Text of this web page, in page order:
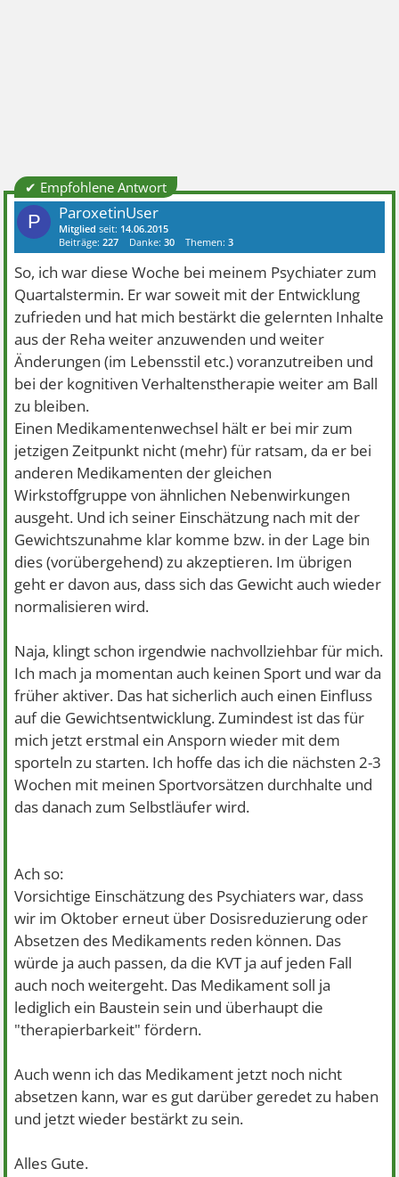
✔ Empfohlene Antwort
P ParoxetinUser
Mitglied seit: 14.06.2015
Beiträge:227 Danke:30 Themen:3
So, ich war diese Woche bei meinem Psychiater zum
Quartalstermin. Er war soweit mit der Entwicklung
zufrieden und hat mich bestärkt die gelernten Inhalte
aus der Reha weiter anzuwenden und weiter
Änderungen (im Lebensstil etc.) voranzutreiben und
bei der kognitiven Verhaltenstherapie weiter am Ball
zu bleiben.
Einen Medikamentenwechsel hält er bei mir zum
jetzigen Zeitpunkt nicht (mehr) für ratsam, da er bei
anderen Medikamenten der gleichen
Wirkstoffgruppe von ähnlichen Nebenwirkungen
ausgeht. Und ich seiner Einschätzung nach mit der
Gewichtszunahme klar komme bzw. in der Lage bin
dies (vorübergehend) zu akzeptieren. Im übrigen
geht er davon aus, dass sich das Gewicht auch wieder
normalisieren wird.
Naja, klingt schon irgendwie nachvollziehbar für mich.
Ich mach ja momentan auch keinen Sport und war da
früher aktiver. Das hat sicherlich auch einen Einfluss
auf die Gewichtsentwicklung. Zumindest ist das für
mich jetzt erstmal ein Ansporn wieder mit dem
sporteln zu starten. Ich hoffe das ich die nächsten 2-3
Wochen mit meinen Sportvorsätzen durchhalte und
das danach zum Selbstläufer wird.
Ach so:
Vorsichtige Einschätzung des Psychiaters war, dass
wir im Oktober erneut über Dosisreduzierung oder
Absetzen des Medikaments reden können. Das
würde ja auch passen, da die KVT ja auf jeden Fall
auch noch weitergeht. Das Medikament soll ja
lediglich ein Baustein sein und überhaupt die
"therapierbarkeit" fördern.
Auch wenn ich das Medikament jetzt noch nicht
absetzen kann, war es gut darüber geredet zu haben
und jetzt wieder bestärkt zu sein.
Alles Gute.